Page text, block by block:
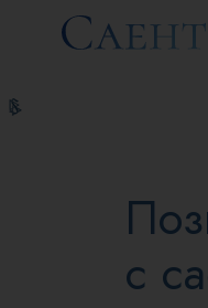
Л. Рон
с